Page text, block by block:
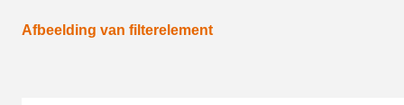
Afbeelding van filterelement